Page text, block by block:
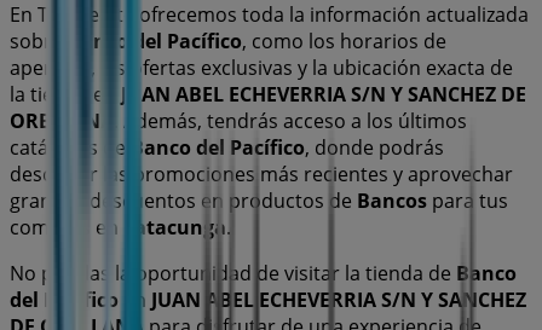
En Tiendeo te ofrecemos toda la información actualizada
sobre
Banco del Pacífico, como los horarios de
apertura, las ofertas exclusivas y la ubicación exacta de
la tienda en JUAN ABEL ECHEVERRIA S/N Y SANCHEZ DE
ORELLANA
. Además, tendrás acceso a los últimos
catálogos de Banco del Pacífico, donde podrás
descubrir las promociones más recientes y aprovechar
grandes descuentos en productos de Bancos para tus
compras en
Latacunga.
No pierdas la oportunidad de visitar la tienda de Banco
del Pacífico en JUAN ABEL ECHEVERRIA S/N Y SANCHEZ